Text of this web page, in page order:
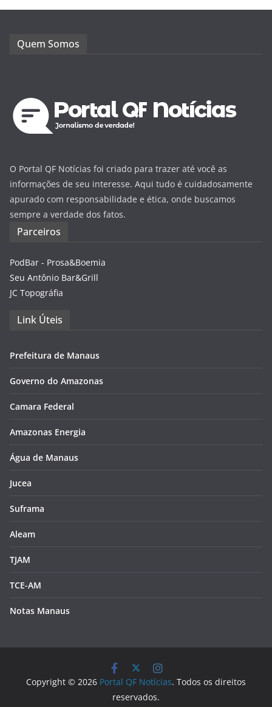
Quem Somos
O Portal QF Notícias foi criado para trazer até você as
informações de seu interesse. Aqui tudo é cuidadosamente
apurado com responsabilidade e ética, onde buscamos
sempre a verdade dos fatos.
Parceiros
PodBar - Prosa&Boemia
Seu Antônio Bar&Grill
JC Topográfia
Link Úteis
Prefeitura de Manaus
Governo do Amazonas
Camara Federal
Amazonas Energia
Água de Manaus
Jucea
Suframa
Aleam
TJAM
TCE-AM
Notas Manaus
Copyright © 2026 Portal QF Notícias. Todos os direitos
reservados.